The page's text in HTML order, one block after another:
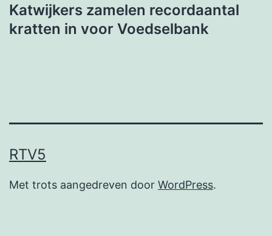
Katwijkers zamelen recordaantal
kratten in voor Voedselbank
RTV5
Met trots aangedreven door WordPress.